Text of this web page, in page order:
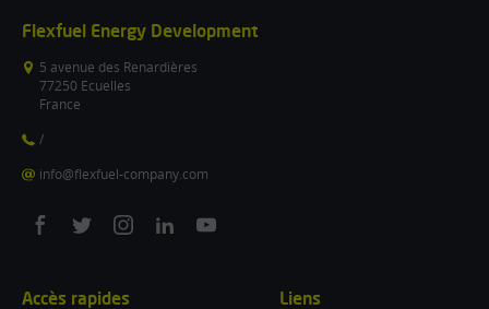
Flexfuel Energy Development
5 avenue des Renardières
77250 Ecuelles
France
/
info@flexfuel-company.com
On
On
On
On
On
Accès rapides Liens